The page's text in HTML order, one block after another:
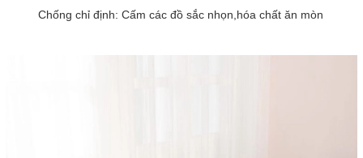
Chống chỉ định: Cấm các đồ sắc nhọn,hóa chất ăn mòn